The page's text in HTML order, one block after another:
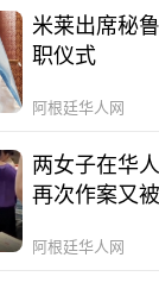
米莱出席秘
职仪式
阿根廷华人网
两女子在华
再次作案又
阿根廷华人网